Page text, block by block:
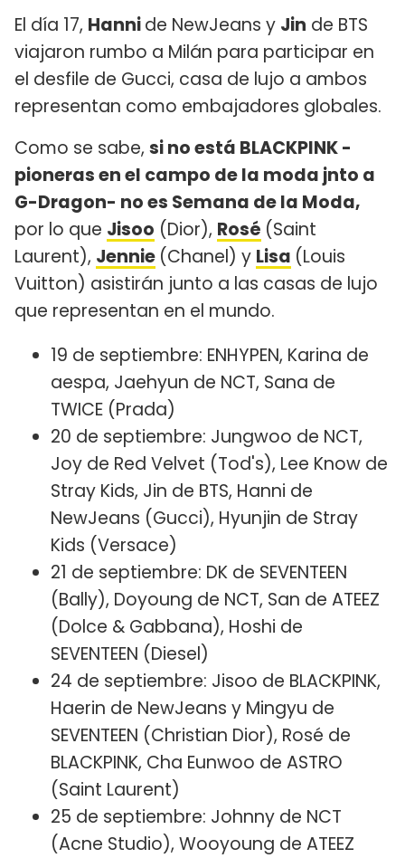
El día 17, Hannide NewJeans y Jin de BTS
viajaron rumbo a Milán para participar en
el desfile de Gucci, casa de lujo a ambos
representan como embajadores globales.
Como se sabe, si no está BLACKPINK -
pioneras en el campo de la moda jnto a
G-Dragon- no es Semana de la Moda,
por lo que Jisoo (Dior), Rosé (Saint
Laurent), Jennie (Chanel) y Lisa (Louis
Vuitton) asistirán junto a las casas de lujo
que representan en el mundo.
19 de septiembre: ENHYPEN, Karina de
aespa, Jaehyun de NCT, Sana de
TWICE (Prada)
20 de septiembre: Jungwoo de NCT,
Joy de Red Velvet (Tod's), Lee Know de
Stray Kids, Jin de BTS, Hanni de
NewJeans (Gucci), Hyunjin de Stray
Kids (Versace)
21 de septiembre: DK de SEVENTEEN
(Bally), Doyoung de NCT, San de ATEEZ
(Dolce & Gabbana), Hoshi de
SEVENTEEN (Diesel)
24 de septiembre: Jisoo de BLACKPINK,
Haerin de NewJeans y Mingyu de
SEVENTEEN (Christian Dior), Rosé de
BLACKPINK, Cha Eunwoo de ASTRO
(Saint Laurent)
25 de septiembre: Johnny de NCT
(Acne Studio), Wooyoung de ATEEZ